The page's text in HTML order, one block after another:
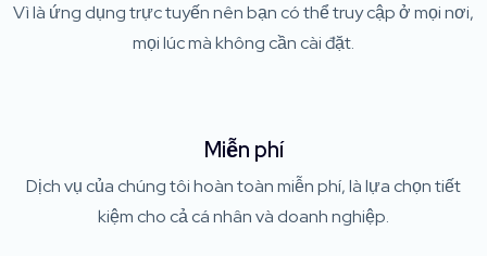
Vì là ứng dụng trực tuyến nên bạn có thể truy cập ở mọi nơi,
mọi lúc mà không cần cài đặt.
Miễn phí
Dịch vụ của chúng tôi hoàn toàn miễn phí, là lựa chọn tiết
kiệm cho cả cá nhân và doanh nghiệp.